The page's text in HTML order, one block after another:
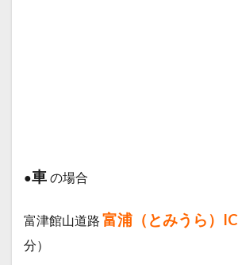
●車 の場合
富津館山道路 富浦（とみうら）IC
分）